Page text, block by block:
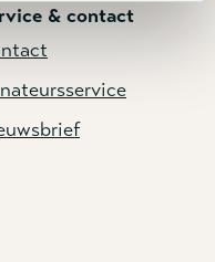
& contact